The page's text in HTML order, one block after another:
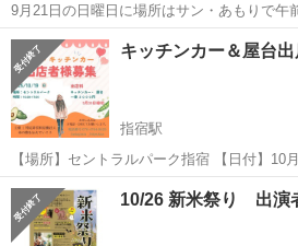
9月21日の日曜日に場所はサン・あもりで午
チャリティーライブのイベントを行います‼️
ら薩摩天翔流の和太鼓、市内からはよさこ
らは学生さんの3人がボイ...
鹿児島 鹿児島市 地域/お祭
キッチンカー＆屋台
指宿駅
【場所】セントラルパーク指宿 【日付】10
10:00~17:00 【出店料】一律3000円 キッチンカー・屋台募集してま
す！ 出店料は当日のお支払いとなりますので よろしくお願いいたしま
す🙇🏻‍♀...
鹿児島 指宿市 指宿駅 地域/お祭り
10/26 新米祭り 出演